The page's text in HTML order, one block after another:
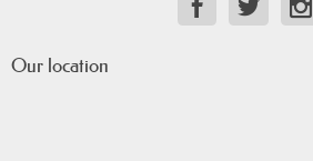
Our location